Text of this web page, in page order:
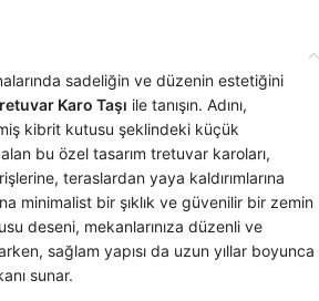
sadeliğin ve düzenin estetiğini
Karo Taşı ile tanışın. Adını,
kibrit kutusu şeklindeki küçük
bu özel tasarım tretuvar karoları,
teraslardan yaya kaldırımlarına
minimalist bir şıklık ve güvenilir bir zemin
deseni, mekanlarınıza düzenli ve
sağlam yapısı da uzun yıllar boyunca
sunar.